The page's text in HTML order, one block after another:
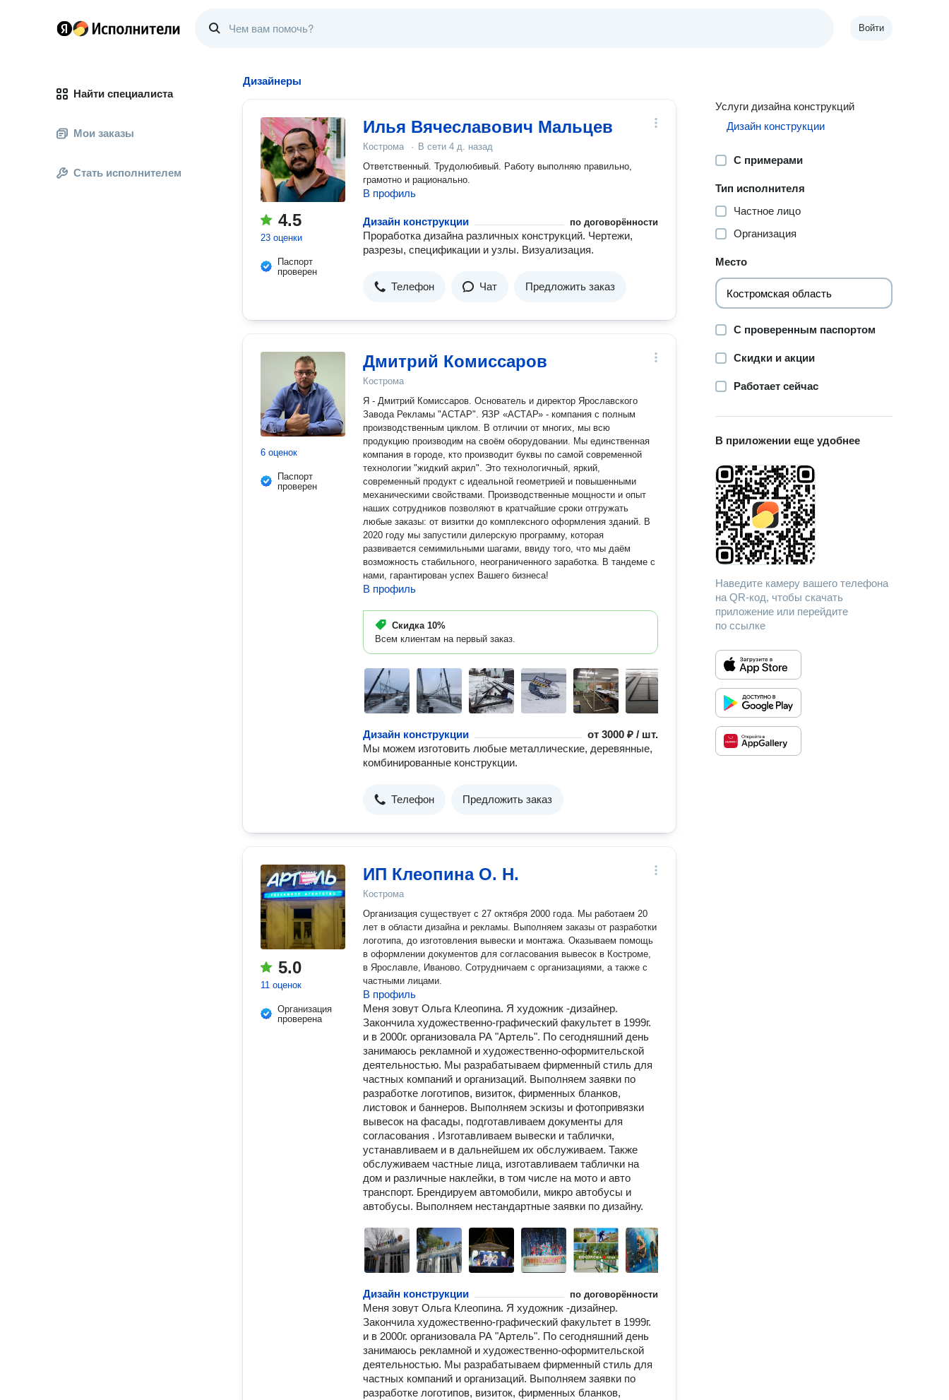
Войти
Найти специалиста
Мои заказы
Стать исполнителем
Дизайнеры
4.5
23 оценки
Паспорт
проверен
Илья Вячеславович Мальцев
Кострома · В сети 4 д. назад
Ответственный. Трудолюбивый. Работу выполняю правильно,
грамотно и рационально.
В профиль
Дизайн конструкции по договорённости
Проработка дизайна различных конструкций. Чертежи,
разрезы, спецификации и узлы. Визуализация.
Телефон Чат Предложить заказ
6 оценок
Паспорт
проверен
Дмитрий Комиссаров
Кострома
Я - Дмитрий Комиссаров. Основатель и директор Ярославского
Завода Рекламы "АСТАР". ЯЗР «АСТАР» - компания с полным
производственным циклом. В отличии от многих, мы всю
продукцию производим на своём оборудовании. Мы единственная
компания в городе, кто производит буквы по самой современной
технологии "жидкий акрил". Это технологичный, яркий,
современный продукт с идеальной геометрией и повышенными
механическими свойствами. Производственные мощности и опыт
наших сотрудников позволяют в кратчайшие сроки отгружать
любые заказы: от визитки до комплексного оформления зданий. В
2020 году мы запустили дилерскую программу, которая
развивается семимильными шагами, ввиду того, что мы даём
возможность стабильного, неограниченного заработка. В тандеме с
нами, гарантирован успех Вашего бизнеса!
В профиль
Скидка 10%
Всем клиентам на первый заказ.
Дизайн конструкции от3000 ₽ / шт.
Мы можем изготовить любые металлические, деревянные,
комбинированные конструкции.
Телефон Предложить заказ
5.0
11 оценок
Организация
проверена
ИП Клеопина О. Н.
Кострома
Организация существует с 27 октября 2000 года. Мы работаем 20
лет в области дизайна и рекламы. Выполняем заказы от разработки
логотипа, до изготовления вывески и монтажа. Оказываем помощь
в оформлении документов для согласования вывесок в Костроме,
в Ярославле, Иваново. Сотрудничаем с организациями, а также с
частными лицами.
В профиль
Меня зовут Ольга Клеопина. Я художник -дизайнер.
Закончила художественно-графический факультет в 1999г.
и в 2000г. организовала РА "Артель". По сегодняшний день
занимаюсь рекламной и художественно-оформительской
деятельностью. Мы разрабатываем фирменный стиль для
частных компаний и организаций. Выполняем заявки по
разработке логотипов, визиток, фирменных бланков,
листовок и баннеров. Выполняем эскизы и фотопривязки
вывесок на фасады, подготавливаем документы для
согласования . Изготавливаем вывески и таблички,
устанавливаем и в дальнейшем их обслуживаем. Также
обслуживаем частные лица, изготавливаем таблички на
дом и различные наклейки, в том числе на мото и авто
транспорт. Брендируем автомобили, микро автобусы и
автобусы. Выполняем нестандартные заявки по дизайну.
Дизайн конструкции по договорённости
Меня зовут Ольга Клеопина. Я художник -дизайнер.
Закончила художественно-графический факультет в 1999г.
и в 2000г. организовала РА "Артель". По сегодняшний день
занимаюсь рекламной и художественно-оформительской
деятельностью. Мы разрабатываем фирменный стиль для
частных компаний и организаций. Выполняем заявки по
разработке логотипов, визиток, фирменных бланков,
Услуги дизайна конструкций
Дизайн конструкции
С примерами
Тип исполнителя
Частное лицо
Организация
Место
С проверенным паспортом
Скидки и акции
Работает сейчас
В приложении еще удобнее
Наведите камеру вашего телефона
на QR-код, чтобы скачать
приложение или перейдите
по ссылке